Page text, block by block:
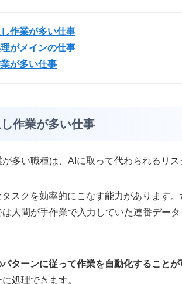
作業が多い仕事
がメインの仕事
が多い仕事
作業が多い仕事
多い職種は、AIに取って代わられるリス
スクを効率的にこなす能力があります
人間が手作業で入力していた連番デー
ターンに従って作業を自動化することが
処理できます。